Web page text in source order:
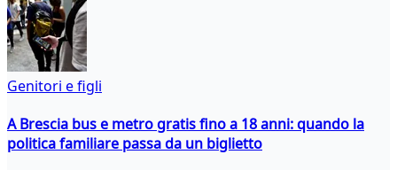
Genitori e figli
A Brescia bus e metro gratis fino a 18 anni: quando la
politica familiare passa da un biglietto